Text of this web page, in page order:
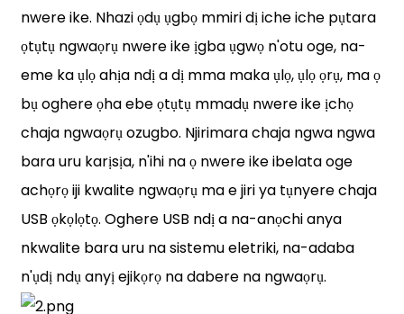
nwere ike. Nhazi ọdụ ụgbọ mmiri dị iche iche pụtara
ọtụtụ ngwaọrụ nwere ike ịgba ụgwọ n'otu oge, na-
eme ka ụlọ ahịa ndị a dị mma maka ụlọ, ụlọ ọrụ, ma ọ
bụ oghere ọha ebe ọtụtụ mmadụ nwere ike ịchọ
chaja ngwaọrụ ozugbo. Njirimara chaja ngwa ngwa
bara uru karịsịa, n'ihi na ọ nwere ike ibelata oge
achọrọ iji kwalite ngwaọrụ ma e jiri ya tụnyere chaja
USB ọkọlọtọ. Oghere USB ndị a na-anọchi anya
nkwalite bara uru na sistemu eletriki, na-adaba
n'ụdị ndụ anyị ejikọrọ na dabere na ngwaọrụ.